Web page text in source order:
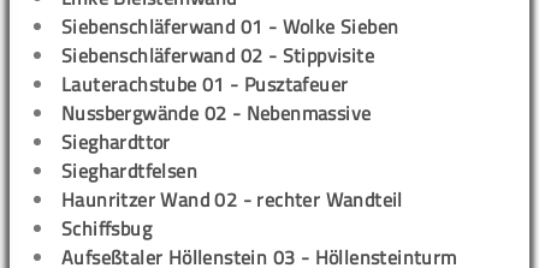
Siebenschläferwand 01 - Wolke Sieben
Siebenschläferwand 02 - Stippvisite
Lauterachstube 01 - Pusztafeuer
Nussbergwände 02 - Nebenmassive
Sieghardttor
Sieghardtfelsen
Haunritzer Wand 02 - rechter Wandteil
Schiffsbug
Aufseßtaler Höllenstein 03 - Höllensteinturm